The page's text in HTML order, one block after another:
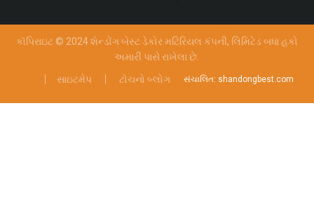
કૉપિરાઇટ © 2024 શેન્ડોંગ બેસ્ટ ડેકોર મટિરિયલ કંપની, લિમિટેડ બધા હકો
અમારી પાસે રાખેલા છે.
સાઇટમેપ
ટોચનો બ્લોગ સંચાલિત: shandongbest.com